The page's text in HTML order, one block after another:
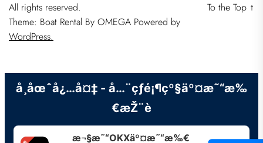
All rights reserved.
Theme: Boat Rental By OMEGA Powered by
WordPress.
To the Top ↑